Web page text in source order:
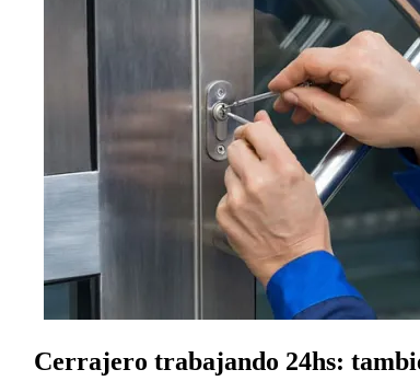
Cerrajero trabajando 24hs: